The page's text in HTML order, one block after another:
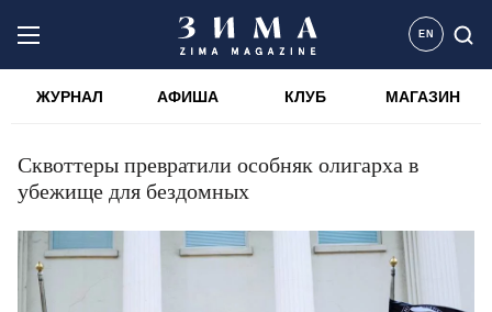
EN
ЖУРНАЛ АФИША КЛУБ МАГАЗИН
Сквоттеры превратили особняк олигарха в
убежище для бездомных